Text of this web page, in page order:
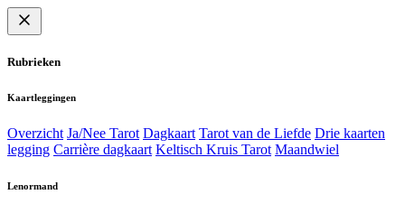
Rubrieken
Kaartleggingen
Overzicht Ja/Nee Tarot Dagkaart Tarot van de Liefde Drie kaarten
legging Carrière dagkaart Keltisch Kruis Tarot Maandwiel
Lenormand